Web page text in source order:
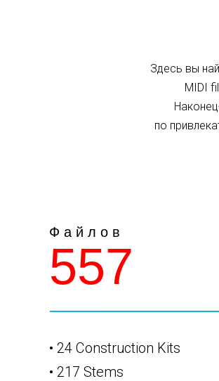
• 24 Construction Kits
• 217 Stems
557
Ф а й л о в
Здесь вы
MIDI
по